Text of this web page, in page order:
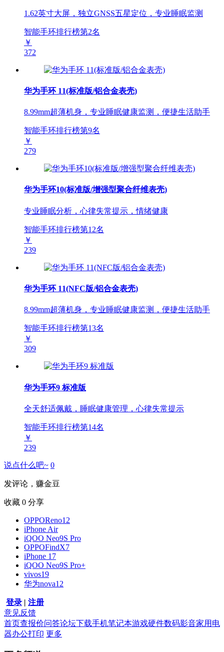
1.62英寸大屏，独立GNSS五星定位，专业睡眠监测
智能手环排行榜第2名
￥
372
华为手环 11(标准版/铝合金表壳)
8.99mm超薄机身，专业睡眠健康监测，便捷生活助手
智能手环排行榜第9名
￥
279
华为手环10(标准版/增强型聚合纤维表壳)
专业睡眠分析，心律失常提示，情绪健康
智能手环排行榜第12名
￥
239
华为手环 11(NFC版/铝合金表壳)
8.99mm超薄机身，专业睡眠健康监测，便捷生活助手
智能手环排行榜第13名
￥
309
华为手环9 标准版
全天舒适佩戴，睡眠健康管理，心律失常提示
智能手环排行榜第14名
￥
239
说点什么吧~ 0
发评论，赚金豆
收藏 0 分享
OPPOReno12
iPhone Air
iQOO Neo9S Pro
OPPOFindX7
iPhone 17
iQOO Neo9S Pro+
vivos19
华为nova12
登录 | 注册
意见反馈
首页查报价问答论坛下载手机笔记本游戏硬件数码影音家用电
器办公打印 更多